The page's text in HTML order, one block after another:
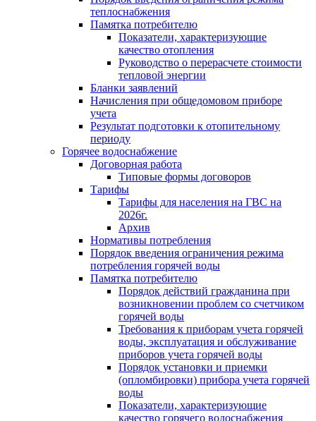
теплоснабжения
Памятка потребителю
Показатели, характеризующие
качество отопления
Руководство о перерасчете стоимости
тепловой энергии
Бланки заявлений
Начисления при общедомовом приборе
учета
Результат подготовки к отопительному
периоду
Горячее водоснабжение
Договорная работа
Типовые формы договоров
Тарифы
Тарифы для населения на ГВС на
2026г.
Архив
Нормативы потребления
Порядок введения ограничения режима
потребления горячей воды
Памятка потребителю
Порядок действий гражданина при
возникновении проблем со счетчиком
горячей воды
Требования к приборам учета горячей
воды, эксплуатация и обслуживание
приборов учета горячей воды
Порядок установки и приемки
(опломбировки) прибора учета горячей
воды
Показатели, характеризующие
качество горячего водоснабжения